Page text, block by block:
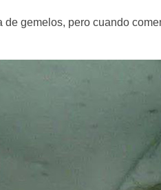
gemelos, pero cuando